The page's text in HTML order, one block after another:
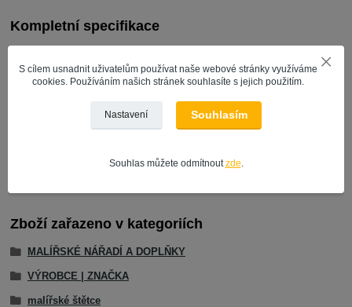
Kompletní specifikace
Specifikace Produktu:
Zároháky a ploché štětce s dlouhým držadlem jsou určeny pro
Zboží zařazeno v kategoriích
MALÍŘSKÉ NÁŘADÍ A DOPLŇKY
VÝROBCE | ZNAČKA
malířské štětce
S cílem usnadnit uživatelům používat naše webové stránky využíváme
cookies. Používáním našich stránek souhlasíte s jejich použitím.
Nastavení Souhlasím
Souhlas můžete odmítnout zde